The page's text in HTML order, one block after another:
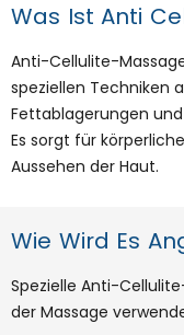
Was Ist Anti
Anti-Cellulite-
speziellen Techniken
Fettablagerungen
Es sorgt für
Aussehen der Haut.
Wie Wird Es
Spezielle Anti-
der Massage